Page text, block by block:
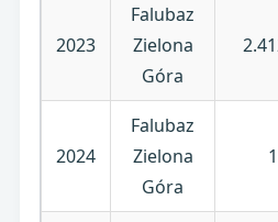
2023
Falubaz
Zielona
Góra
2024
Falubaz
Zielona
Góra